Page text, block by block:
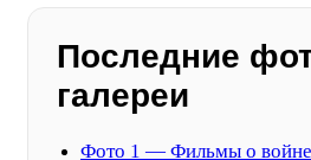
Последние
галереи
Фото 1 — Фильмы о войне